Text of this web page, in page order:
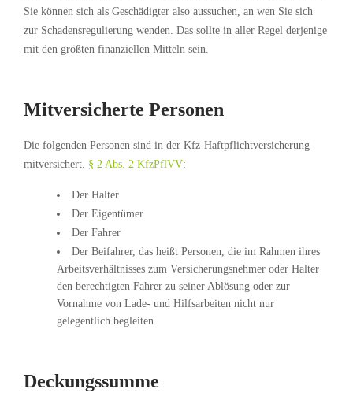
Sie können sich als Geschädigter also aussuchen, an wen Sie sich
zur Schadensregulierung wenden. Das sollte in aller Regel derjenige
mit den größten finanziellen Mitteln sein.
Mitversicherte Personen
Die folgenden Personen sind in der Kfz-Haftpflichtversicherung
mitversichert. § 2 Abs. 2 KfzPflVV:
Der Halter
Der Eigentümer
Der Fahrer
Der Beifahrer, das heißt Personen, die im Rahmen ihres
Arbeitsverhältnisses zum Versicherungsnehmer oder Halter
den berechtigten Fahrer zu seiner Ablösung oder zur
Vornahme von Lade- und Hilfsarbeiten nicht nur
gelegentlich begleiten
Deckungssumme